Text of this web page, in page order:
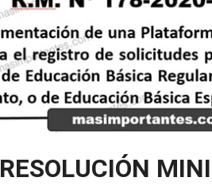
RESOLUCIÓN